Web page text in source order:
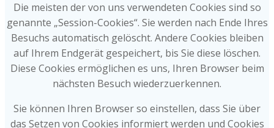
Die meisten der von uns verwendeten Cookies sind so
genannte „Session-Cookies“. Sie werden nach Ende Ihres
Besuchs automatisch gelöscht. Andere Cookies bleiben
auf Ihrem Endgerät gespeichert, bis Sie diese löschen.
Diese Cookies ermöglichen es uns, Ihren Browser beim
nächsten Besuch wiederzuerkennen.
Sie können Ihren Browser so einstellen, dass Sie über
das Setzen von Cookies informiert werden und Cookies